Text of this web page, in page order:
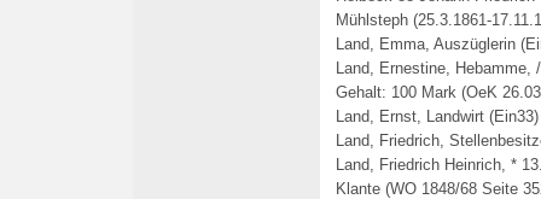
Mühlsteph (25.3.1861-
Land, Emma, Auszüglerin
Land, Ernestine, Hebamme,
Gehalt: 100 Mark (OeK
Land, Ernst, Landwirt (Ein33)
Land, Friedrich,
Land, Friedrich Heinrich, *
Klante (WO 1848/68 Seite